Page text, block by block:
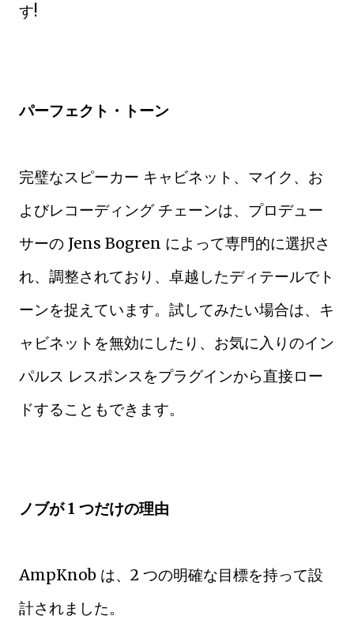
す!
パーフェクト・トーン
完璧なスピーカー キャビネット、マイク、お
よびレコーディング チェーンは、プロデュー
サーの Jens Bogren によって専門的に選択さ
れ、調整されており、卓越したディテールでト
ーンを捉えています。試してみたい場合は、キ
ャビネットを無効にしたり、お気に入りのイン
パルス レスポンスをプラグインから直接ロー
ドすることもできます。
ノブが 1 つだけの理由
AmpKnob は、2 つの明確な目標を持って設
計されました。